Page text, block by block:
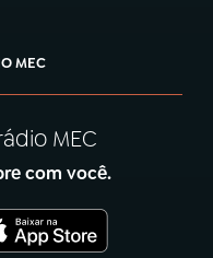
MEC
MEC
com você.